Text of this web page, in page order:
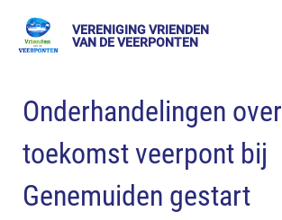
VERENIGING VRIENDEN
VAN DE VEERPONTEN
Onderhandelingen over
toekomst veerpont bij
Genemuiden gestart